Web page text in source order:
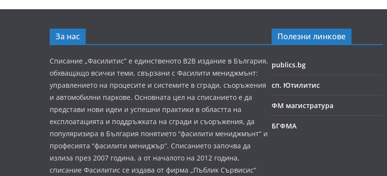
За нас
Списание „Фасилитис” е единственото B2B издание в България,
обхващащо всички теми, свързани с Фасилити мениджмънт:
управлението на процесите и системите в сгради, съоръжения
и автомобилни паркове. Основната цел на списанието е да
представи нови идеи и успешни практики в областта на
експлоатацията и поддръжката на сгради и съоръжения, да
популяризира в България понятието “фасилити мениджмънт” и
професията “фасилити мениджър”. Списанието започва да
излиза през 2007 година, а от началото на 2012 година,
списание Фасилитис се издава от фирма „Пъблик Сървисис“
Полезни линкове
publics.bg
сп. Ютилитис
ФМ магистратура
БГФМА